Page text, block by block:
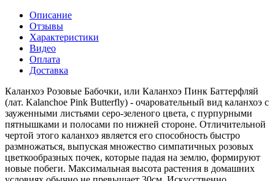
Описание
Отзывы
Характеристики
Видео
Оплата
Доставка
Каланхоэ Розовые Бабочки, или Каланхоэ Пинк Баттерфляй
(лат. Kalanchoe Pink Butterfly) - очаровательный вид каланхоэ с
зауженными листьями серо-зеленого цвета, с пурпурными
пятнышками и полосами по нижней стороне. Отличительной
чертой этого каланхоэ является его способность быстро
размножаться, выпуская множество симпатичных розовых
цветкообразных почек, которые падая на землю, формируют
новые побеги. Максимальная высота растения в домашних